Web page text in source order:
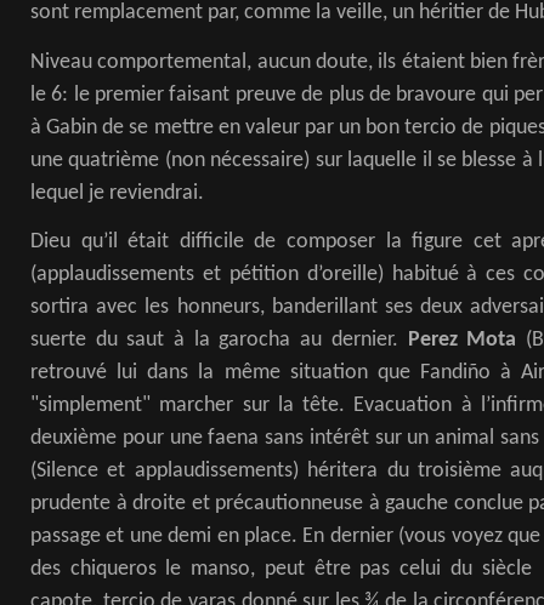
sont remplacement par, comme la veille, un héritier de
Niveau comportemental, aucun doute, ils étaient bien
le 6: le premier faisant preuve de plus de bravoure qui
à Gabin de se mettre en valeur par un bon tercio de
une quatrième (non nécessaire) sur laquelle il se blesse à
lequel je reviendrai.
Dieu qu’il était difficile de composer la figure cet
(applaudissements et pétition d’oreille) habitué à ces
sortira avec les honneurs, banderillant ses deux
suerte du saut à la garocha au dernier. Perez Mota
retrouvé lui dans la même situation que Fandiño à
"simplement" marcher sur la tête. Evacuation à
deuxième pour une faena sans intérêt sur un animal
(Silence et applaudissements) héritera du troisième
prudente à droite et précautionneuse à gauche conclue
passage et une demi en place. En dernier (vous voyez
des chiqueros le manso, peut être pas celui du